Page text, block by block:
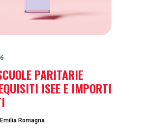
PARITARIE
ISEE E IMPORTI
Romagna